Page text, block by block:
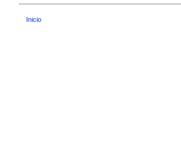
Inicio